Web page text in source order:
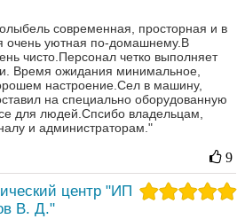
современная, просторная и в
очень уютная по-домашнему.В
чисто.Персонал четко выполняет
Время ожидания минимальное,
настроение.Сел в машину,
на специально оборудованную
для людей.Спсибо владельцам,
и администраторам."
9
центр "ИП
В. Д."